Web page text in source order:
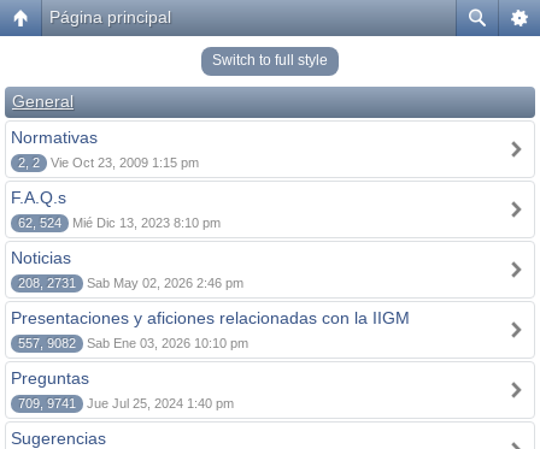
Página principal
Switch to full style
General
Normativas
2, 2 Vie Oct 23, 2009 1:15 pm
F.A.Q.s
62, 524 Mié Dic 13, 2023 8:10 pm
Noticias
208, 2731 Sab May 02, 2026 2:46 pm
Presentaciones y aficiones relacionadas con la IIGM
557, 9082 Sab Ene 03, 2026 10:10 pm
Preguntas
709, 9741 Jue Jul 25, 2024 1:40 pm
Sugerencias